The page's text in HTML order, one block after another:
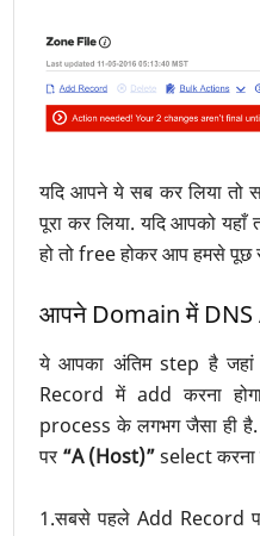
यदि आपने ये सब कर लिया तो
पूरा कर लिया. यदि आपको
हो तो free होकर आप हमसे
आपने Domain में DNS
ये आपका अंतिम step है
Record में add करना
process के लगभग जैसा ही
पर “A (Host)”select करना
1.सबसे पहले Add Record